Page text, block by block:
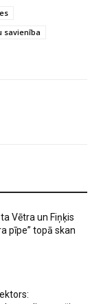
savienība
Vētra un Fiņķis
pīpe” topā skan